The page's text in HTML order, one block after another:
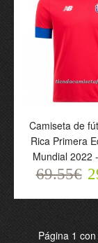
Camiseta de
Rica Primera
Mundial
Camiseta de
Rica Primera
Mundial 2022
69.55€
Página 1